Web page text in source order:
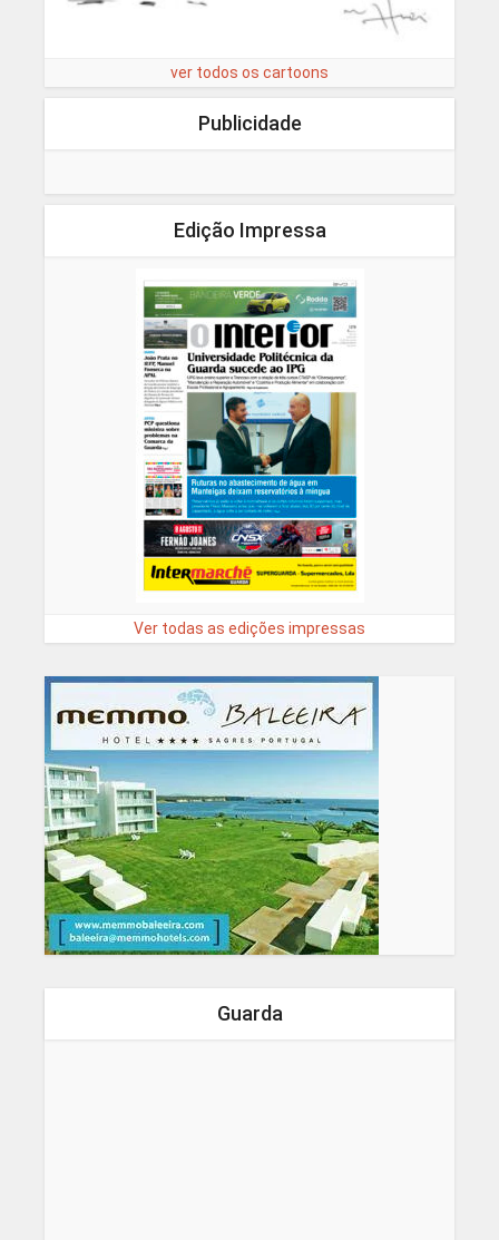
ver todos os cartoons
Publicidade
Edição Impressa
Ver todas as edições impressas
Guarda